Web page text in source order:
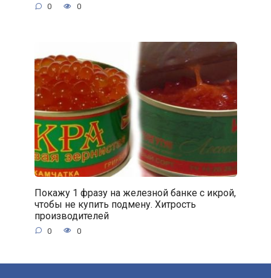
0 0
Покажу 1 фразу на железной банке с икрой,
чтобы не купить подмену. Хитрость
производителей
0 0